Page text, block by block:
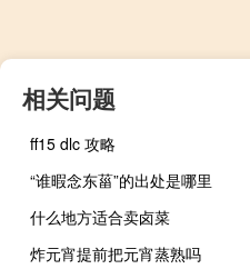
相关问题
ff15 dlc 攻略
“谁暇念东菑”的出处是哪里
什么地方适合卖卤菜
炸元宵提前把元宵蒸熟吗